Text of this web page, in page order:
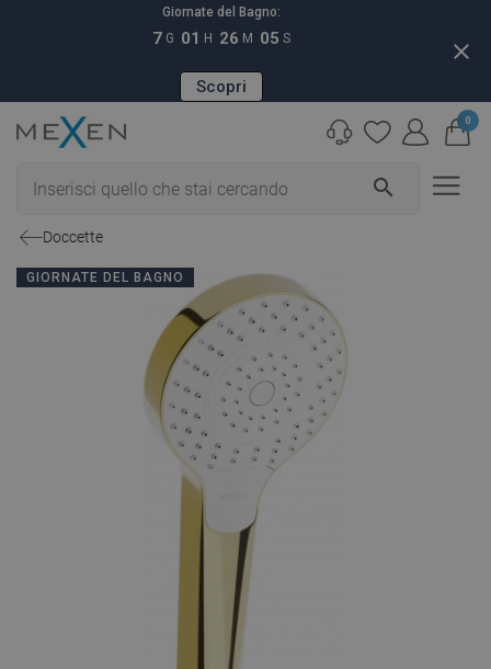
Giornate del Bagno:
7 G 01 H 26 M 04 S
Scopri
close
search
0
Doccette
GIORNATE DEL BAGNO